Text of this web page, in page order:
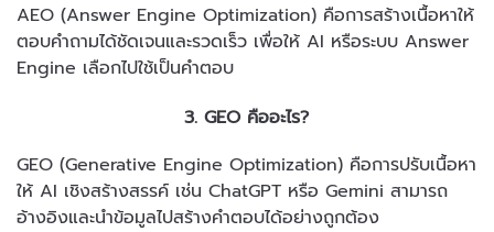
AEO (Answer Engine Optimization) คือการสร้างเนื้อหาให้
ตอบคำถามได้ชัดเจนและรวดเร็ว เพื่อให้ AI หรือระบบ Answer
Engine เลือกไปใช้เป็นคำตอบ
3. GEO คืออะไร?
GEO (Generative Engine Optimization) คือการปรับเนื้อหา
ให้ AI เชิงสร้างสรรค์ เช่น ChatGPT หรือ Gemini สามารถ
อ้างอิงและนำข้อมูลไปสร้างคำตอบได้อย่างถูกต้อง